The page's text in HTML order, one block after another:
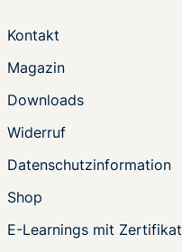
Kontakt
Magazin
Downloads
Widerruf
Datenschutzinformation
Shop
E-Learnings mit Zertifikat